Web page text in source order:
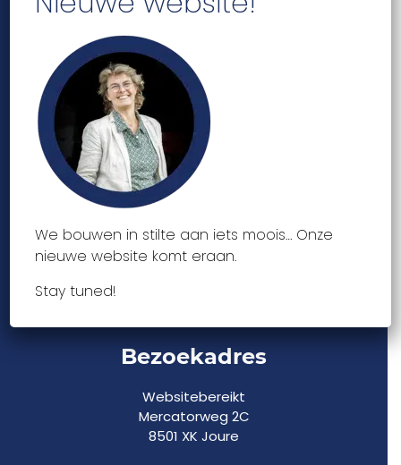
Snel naar:
Home
Website maken
Website onderhouden
Website verhuizen
Cases
Over ons
Webdesign blogs
Contact
Offerte aanvragen
Joure
Bezoekadres
Websitebereikt
Mercatorweg 2C
8501 XK Joure
We bouwen in stilte aan iets moois… Onze
nieuwe website komt eraan.
Stay tuned!